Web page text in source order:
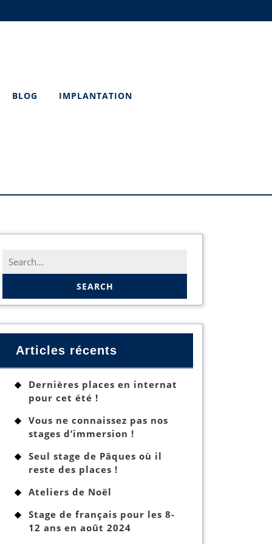
BLOG IMPLANTATION
Search
for:
Articles récents
Dernières places en internat
pour cet été !
Vous ne connaissez pas nos
stages d’immersion !
Seul stage de Pâques où il
reste des places !
Ateliers de Noël
Stage de français pour les 8-
12 ans en août 2024